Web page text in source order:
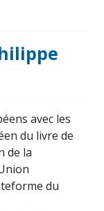
avec les
du livre de
de la
du